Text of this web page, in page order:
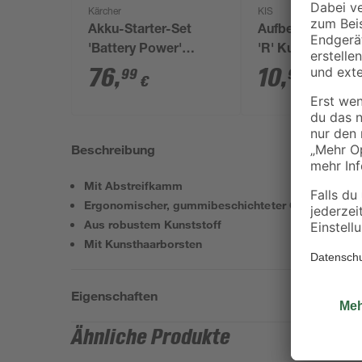
Kärcher
Akku-Starter-Set
'Battery Power'
Ladegerät und Akku
18 V, 2,5 Ah
76,99 €
KIS
'R' Kunststoff
XL 57 Liter 56,5
36 cm
10,99 €
Beschreibung
Mit Abstreifkamm
Ergonomischer, gummibeschichteter Griff
Aus robustem Kunststoff
Mit Kunsthaarborsten
Eigenschaften
Ähnliche Produkte